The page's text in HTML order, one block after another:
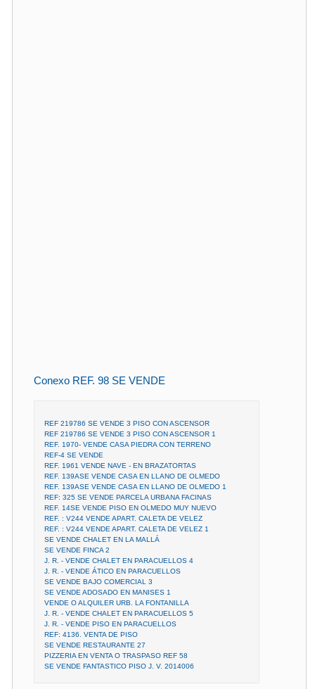
Conexo REF. 98 SE VENDE
REF 219786 SE VENDE 3 PISO CON ASCENSOR
REF 219786 SE VENDE 3 PISO CON ASCENSOR 1
REF. 1970- VENDE CASA PIEDRA CON TERRENO
REF-4 SE VENDE
REF. 1961 VENDE NAVE - EN BRAZATORTAS
REF. 139ASE VENDE CASA EN LLANO DE OLMEDO
REF. 139ASE VENDE CASA EN LLANO DE OLMEDO 1
REF: 325 SE VENDE PARCELA URBANA FACINAS
REF. 14SE VENDE PISO EN OLMEDO MUY NUEVO
REF. : V244 VENDE APART. CALETA DE VELEZ
REF. : V244 VENDE APART. CALETA DE VELEZ 1
SE VENDE CHALET EN LA MALLÁ
SE VENDE FINCA 2
J. R. - VENDE CHALET EN PARACUELLOS 4
J. R. - VENDE ÁTICO EN PARACUELLOS
SE VENDE BAJO COMERCIAL 3
SE VENDE ADOSADO EN MANISES 1
VENDE O ALQUILER URB. LA FONTANILLA
J. R. - VENDE CHALET EN PARACUELLOS 5
J. R. - VENDE PISO EN PARACUELLOS
REF: 4136. VENTA DE PISO
SE VENDE RESTAURANTE 27
PIZZERIA EN VENTA O TRASPASO REF 58
SE VENDE FANTASTICO PISO J. V. 2014006